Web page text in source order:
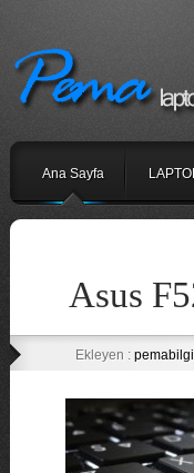
Ana Sayfa
Asus
Ekleyen :